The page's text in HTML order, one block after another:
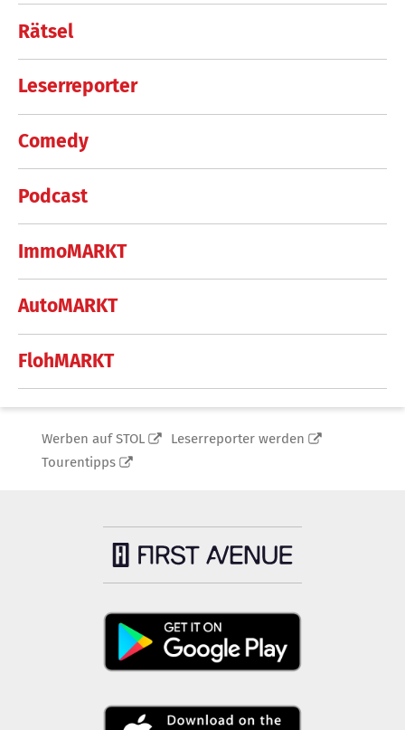
Rätsel
Leserreporter
Comedy
Podcast
ImmoMARKT
AutoMARKT
FlohMARKT
Werben auf STOL
Leserreporter werden
Tourentipps